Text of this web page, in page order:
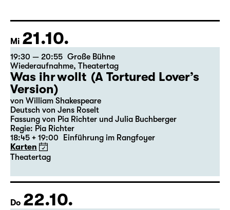
Mi 21.10.
19:30 — 20:55 Große Bühne
Wiederaufnahme, Theatertag
Was ihr wollt (A Tortured Lover’s
Version)
von William Shakespeare
Deutsch von Jens Roselt
Fassung von Pia Richter und Julia Buchberger
Regie: Pia Richter
18:45 + 19:00
Einführung im Rangfoyer
Karten
Theatertag
Do 22.10.